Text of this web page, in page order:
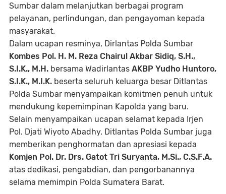
Sumbar dalam melanjutkan berbagai program
pelayanan, perlindungan, dan pengayoman kepada
masyarakat.
Dalam ucapan resminya, Dirlantas Polda Sumbar
Kombes Pol. H. M. Reza Chairul Akbar Sidiq, S.H.,
S.I.K., M.H. bersama Wadirlantas AKBP Yudho Huntoro,
S.I.K., M.I.K. beserta seluruh keluarga besar Ditlantas
Polda Sumbar menyampaikan komitmen penuh untuk
mendukung kepemimpinan Kapolda yang baru.
Selain menyampaikan ucapan selamat kepada Irjen
Pol. Djati Wiyoto Abadhy, Ditlantas Polda Sumbar juga
memberikan penghormatan dan apresiasi kepada
Komjen Pol. Dr. Drs. Gatot Tri Suryanta, M.Si., C.S.F.A.
atas dedikasi, pengabdian, dan pengorbanannya
selama memimpin Polda Sumatera Barat.